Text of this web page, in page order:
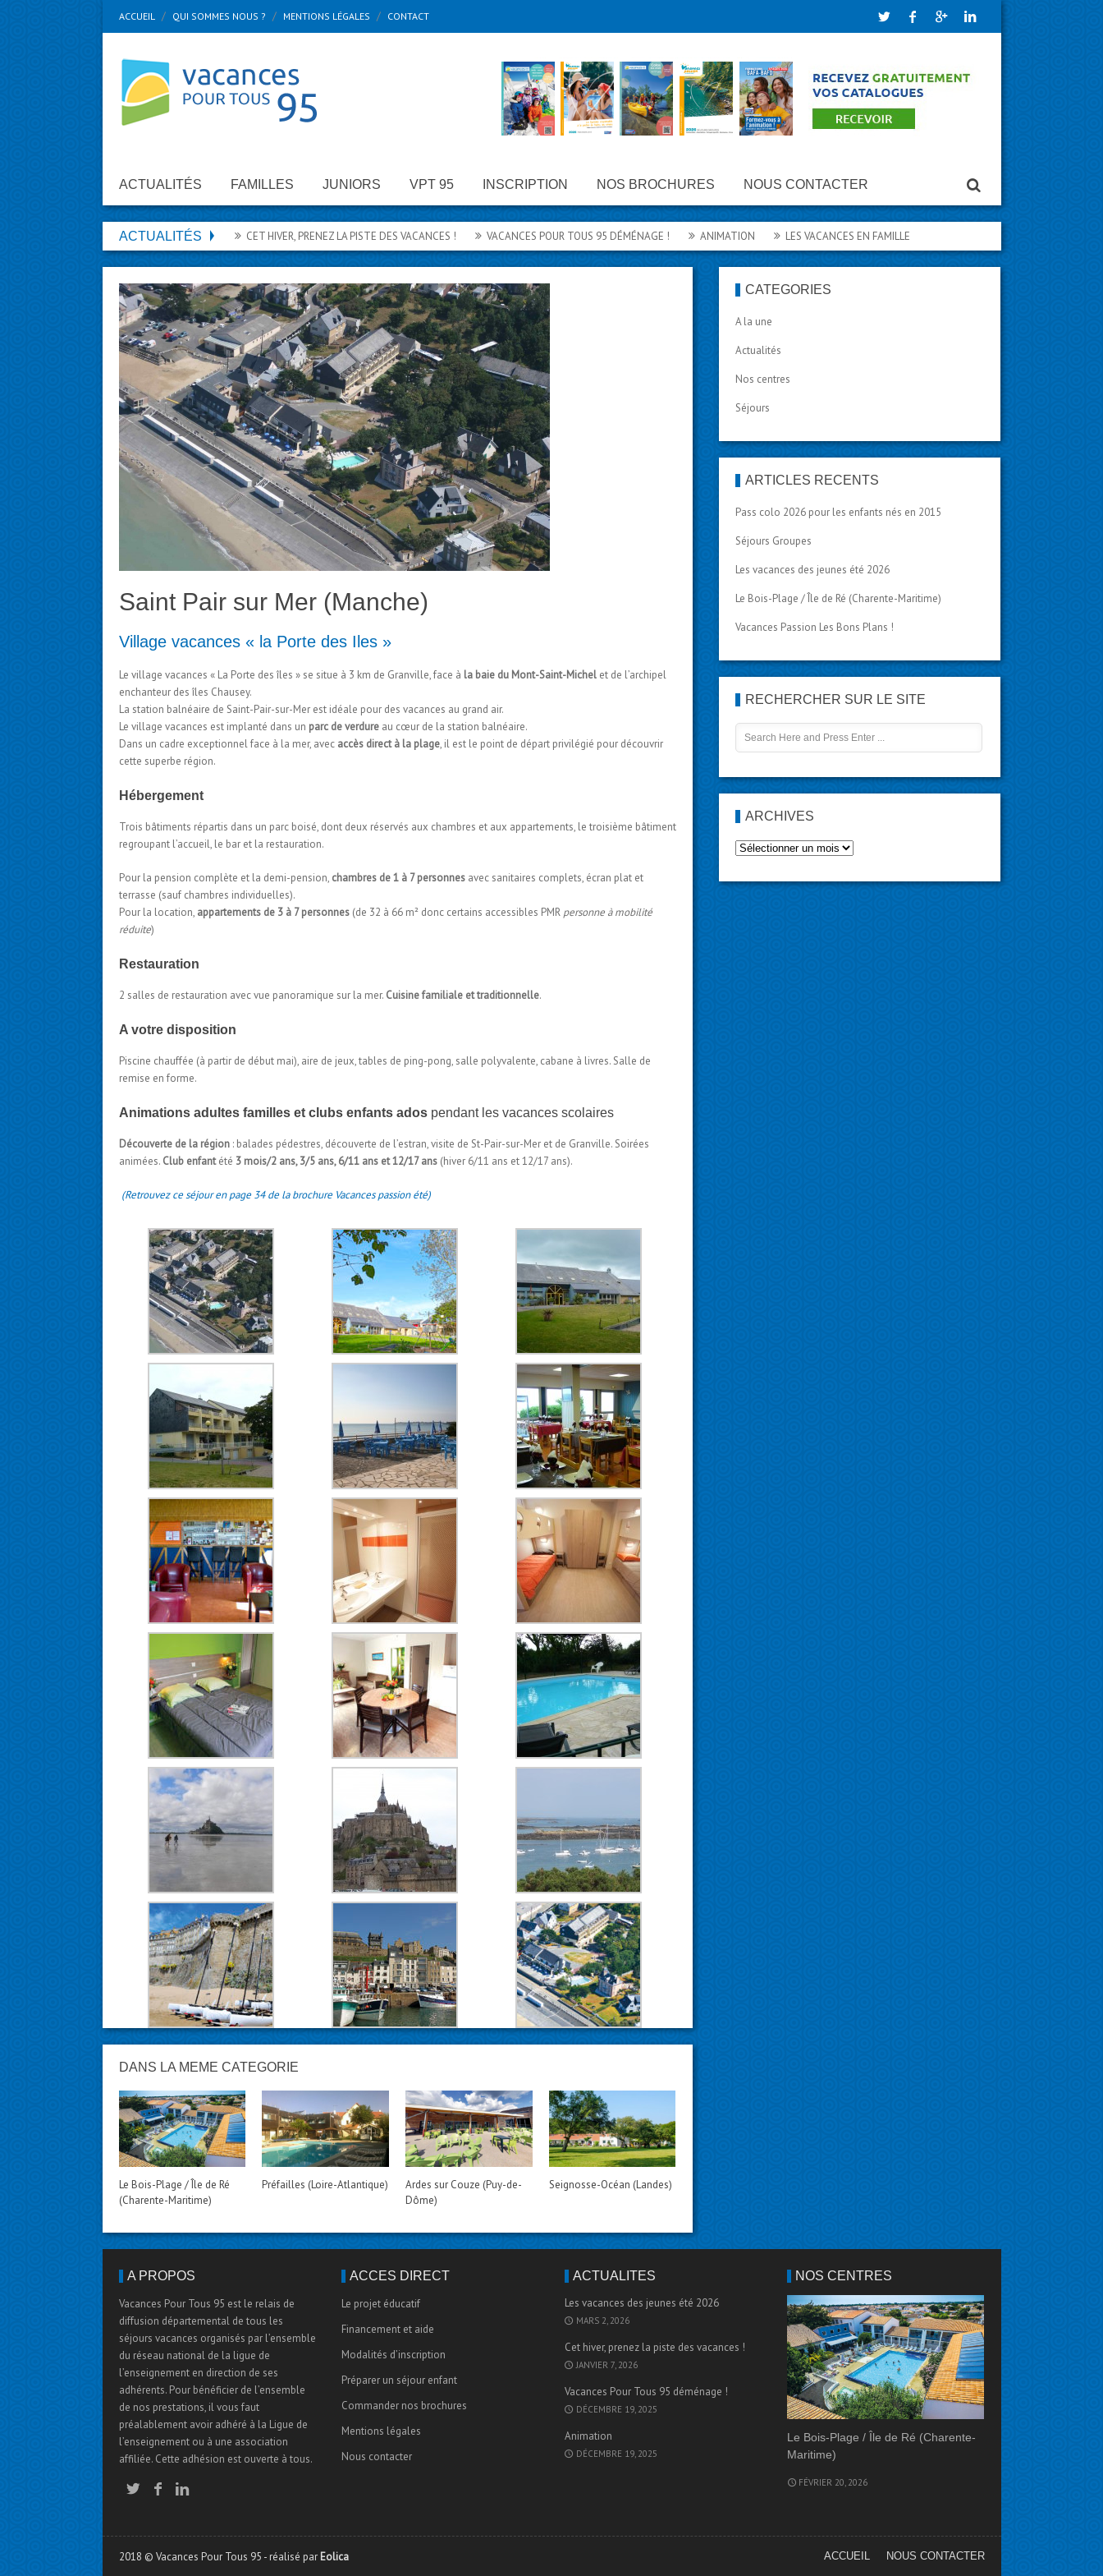
ACCUEIL QUI SOMMES NOUS ? MENTIONS LÉGALES CONTACT
ACTUALITÉS FAMILLES JUNIORS VPT 95 INSCRIPTION NOS BROCHURES NOUS CONTACTER
ACTUALITÉS CET HIVER, PRENEZ LA PISTE DES VACANCES ! VACANCES POUR TOUS 95 DÉMÉNAGE ! ANIMATION LES VACANCES EN FAMILLE LES VACANCES DES JEUNES ÉTÉ 2026
Saint Pair sur Mer (Manche)
Village vacances « la Porte des Iles »
Le village vacances « La Porte des îles » se situe à 3 km de Granville, face à la baie du Mont-Saint-Michelet de l’archipel
enchanteur des îles Chausey.
La station balnéaire de Saint-Pair-sur-Mer est idéale pour des vacances au grand air.
Le village vacances est implanté dans un parc de verdureau cœur de la station balnéaire.
Dans un cadre exceptionnel face à la mer, avecaccès direct à la plage, il est le point de départ privilégié pour découvrir
cette superbe région.
Hébergement
Trois bâtiments répartis dans un parc boisé, dont deux réservés aux chambres et aux appartements, le troisième bâtiment
regroupant l’accueil, le bar et la restauration.
Pour la pension complète et la demi-pension, chambres de 1 à 7 personnesavec sanitaires complets, écran plat et
terrasse (sauf chambres individuelles).
Pour la location, appartements de 3 à 7 personnes(de 32 à 66 m² donc certains accessibles PMR personne à mobilité
réduite)
Restauration
2 salles de restauration avec vue panoramique sur la mer. Cuisine familiale et traditionnelle.
A votre disposition
Piscine chauffée (à partir de début mai), aire de jeux, tables de ping-pong, salle polyvalente, cabane à livres. Salle de
remise en forme.
Animations adultes familles et clubs enfants ados pendant les vacances scolaires
Découverte de la région : balades pédestres, découverte de l’estran, visite de St-Pair-sur-Mer et de Granville. Soirées
animées. Club enfantété 3 mois/2 ans, 3/5 ans, 6/11 ans et 12/17 ans (hiver 6/11 ans et 12/17 ans).
(Retrouvez ce séjour en page 34 de la brochure Vacances passion été)
DANS LA MÊME CATÉGORIE
Le Bois-Plage / Île de Ré
(Charente-Maritime)
Préfailles (Loire-Atlantique)
Ardes sur Couze (Puy-de-
Dôme)
Seignosse-Océan (Landes)
CATÉGORIES
A la une
Actualités
Nos centres
Séjours
ARTICLES RÉCENTS
Pass colo 2026 pour les enfants nés en 2015
Séjours Groupes
Les vacances des jeunes été 2026
Le Bois-Plage / Île de Ré (Charente-Maritime)
Vacances Passion Les Bons Plans !
RECHERCHER SUR LE SITE
ARCHIVES
A PROPOS
Vacances Pour Tous 95 est le relais de
diffusion départemental de tous les
séjours vacances organisés par l’ensemble
du réseau national de la ligue de
l’enseignement en direction de ses
adhérents. Pour bénéficier de l’ensemble
de nos prestations, il vous faut
préalablement avoir adhéré à la Ligue de
l’enseignement ou à une association
affiliée. Cette adhésion est ouverte à tous.
ACCÈS DIRECT
Le projet éducatif
Financement et aide
Modalités d’inscription
Préparer un séjour enfant
Commander nos brochures
Mentions légales
Nous contacter
ACTUALITÉS
Les vacances des jeunes été 2026
MARS 2, 2026
Cet hiver, prenez la piste des vacances !
JANVIER 7, 2026
Vacances Pour Tous 95 déménage !
DÉCEMBRE 19, 2025
Animation
DÉCEMBRE 19, 2025
NOS CENTRES
Le Bois-Plage / Île de Ré (Charente-
Maritime)
FÉVRIER 20, 2026
2018 © Vacances Pour Tous 95 - réalisé par Eolica ACCUEIL NOUS CONTACTER